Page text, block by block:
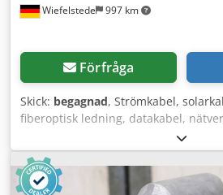
Wiefelstede 997 km
Förfråga
Skick: begagnad, Strömkabel,
fiberoptisk ledning, datakabel,
kabel (LWL-kabel) Dkedpfx Asf T
Leoni, LWL-kabel -Typ: Gigaline AT-
Längd: 130 m -Pris: komplett -Mått
mm -Vikt: 13 kg